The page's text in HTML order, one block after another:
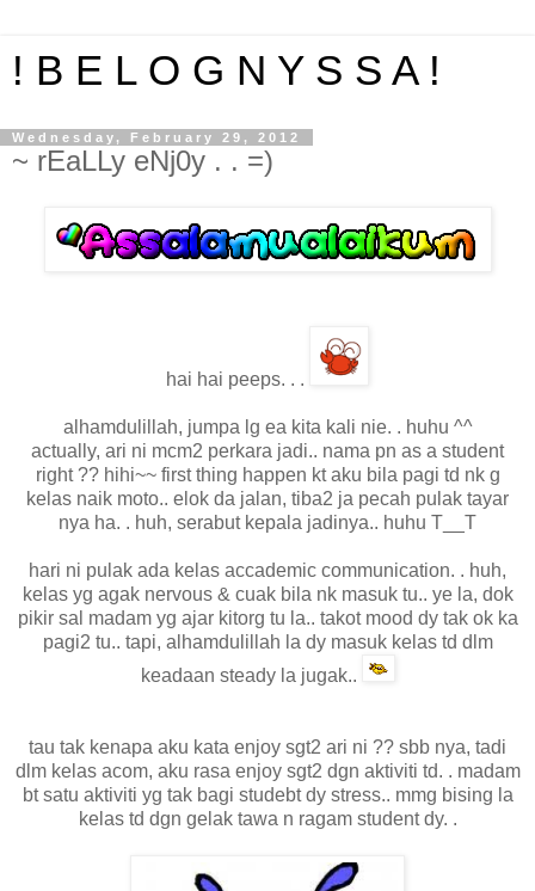
! B E L O G N Y S S A !
Wednesday, February 29, 2012
~ rEaLLy eNj0y . . =)
hai hai peeps. . .
alhamdulillah, jumpa lg ea kita kali nie. . huhu ^^
actually, ari ni mcm2 perkara jadi.. nama pn as a student
right ?? hihi~~ first thing happen kt aku bila pagi td nk g
kelas naik moto.. elok da jalan, tiba2 ja pecah pulak tayar
nya ha. . huh, serabut kepala jadinya.. huhu T__T
hari ni pulak ada kelas accademic communication. . huh,
kelas yg agak nervous & cuak bila nk masuk tu.. ye la, dok
pikir sal madam yg ajar kitorg tu la.. takot mood dy tak ok ka
pagi2 tu.. tapi, alhamdulillah la dy masuk kelas td dlm
keadaan steady la jugak..
tau tak kenapa aku kata enjoy sgt2 ari ni ?? sbb nya, tadi
dlm kelas acom, aku rasa enjoy sgt2 dgn aktiviti td. . madam
bt satu aktiviti yg tak bagi studebt dy stress.. mmg bising la
kelas td dgn gelak tawa n ragam student dy. .